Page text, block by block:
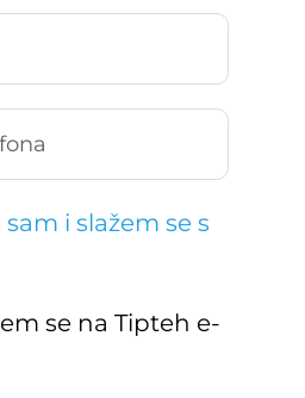
i slažem se s
se na Tipteh e-